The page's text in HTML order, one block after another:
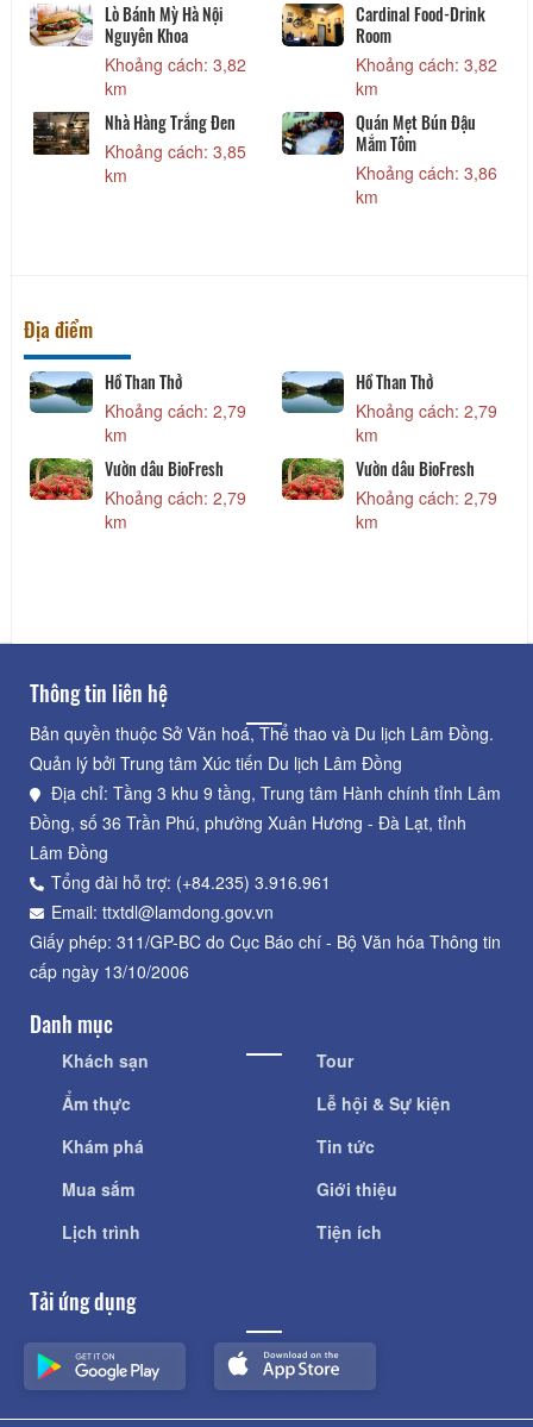
Hầm Rượu Vang Đà Lạt
Khoảng cách: 3,14
Quán dê gia truyền Tài
Ký
Khoảng cách: 3,20
Phú Nguyên Coffee
Khoảng cách: 3,59
Quán Lệ Dung - Đặc
Sản Dê
Khoảng cách: 3,70
Địa điểm
ty TNHH DL
cách: 1,74
Vườn Dâu Nam Anh
Khoảng cách: 1,90
ChiKa Farm
Khoảng cách: 2,57
Thông tin liên hệ
Bản quyền thuộc Sở Văn hoá, Thể thao và Du lịch Lâm Đồng.
Quản lý bởi Trung tâm Xúc tiến Du lịch Lâm Đồng
Địa chỉ: Tầng 3 khu 9 tầng, Trung tâm Hành chính tỉnh Lâm
Đồng, số 36 Trần Phú, phường Xuân Hương - Đà Lạt, tỉnh
Lâm Đồng
Tổng đài hỗ trợ: (+84.235) 3.916.961
Email: ttxtdl@lamdong.gov.vn
Giấy phép: 311/GP-BC do Cục Báo chí - Bộ Văn hóa Thông tin
cấp ngày 13/10/2006
Danh mục
Khách sạn
Ẩm thực
Khám phá
Mua sắm
Lịch trình
Tour
Lễ hội & Sự kiện
Tin tức
Giới thiệu
Tiện ích
Tải ứng dụng